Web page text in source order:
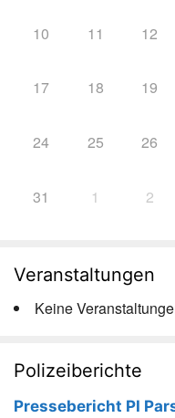
10 11 12
17 18 19
24 25 26
31 1 2
Veranstaltungen
Keine
Polizeiberichte
Pressebericht PI